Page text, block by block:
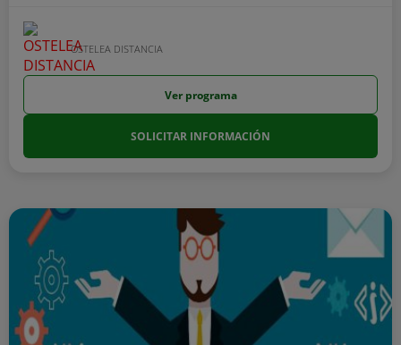
OSTELEA DISTANCIA
Ver programa
SOLICITAR INFORMACIÓN